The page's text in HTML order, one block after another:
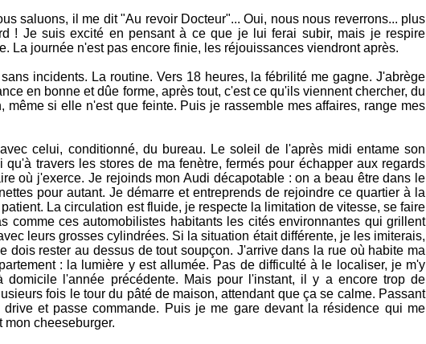
saluons, il me dit "Au revoir Docteur"... Oui, nous nous reverrons... plus
! Je suis excité en pensant à ce que je lui ferai subir, mais je respire
La journée n'est pas encore finie, les réjouissances viendront après.
incidents. La routine. Vers 18 heures, la fébrilité me gagne. J'abrège
en bonne et dûe forme, après tout, c'est ce qu'ils viennent chercher, du
même si elle n'est que feinte. Puis je rassemble mes affaires, range mes
celui, conditionné, du bureau. Le soleil de l'après midi entame son
travers les stores de ma fenètre, fermés pour échapper aux regards
où j'exerce. Je rejoinds mon Audi décapotable : on a beau être dans le
pour autant. Je démarre et entreprends de rejoindre ce quartier à la
La circulation est fluide, je respecte la limitation de vitesse, se faire
comme ces automobilistes habitants les cités environnantes qui grillent
leurs grosses cylindrées. Si la situation était différente, je les imiterais,
dois rester au dessus de tout soupçon. J'arrive dans la rue où habite ma
: la lumière y est allumée. Pas de difficulté à le localiser, je m'y
l'année précédente. Mais pour l'instant, il y a encore trop de
fois le tour du pâté de maison, attendant que ça se calme. Passant
et passe commande. Puis je me gare devant la résidence qui me
mon cheeseburger.